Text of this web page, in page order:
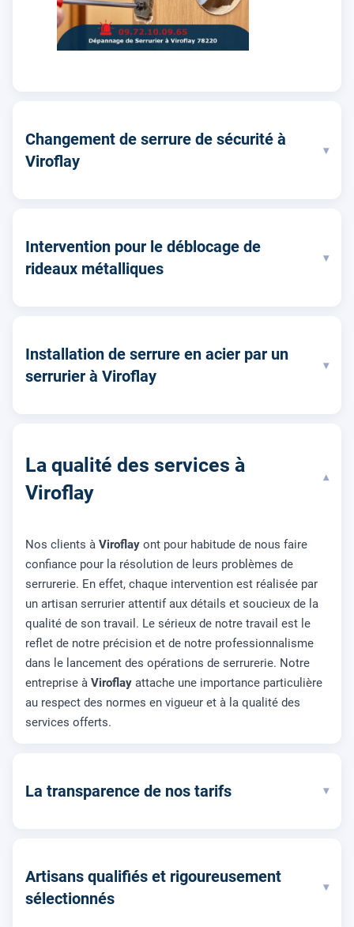
Changement de serrure de sécurité à
Viroflay
▾
Intervention pour le déblocage de
rideaux métalliques
▾
Installation de serrure en acier par un
serrurier à Viroflay
▾
La qualité des services à
Viroflay
▾
Nos clients à Viroflay ont pour habitude de nous faire
confiance pour la résolution de leurs problèmes de
serrurerie. En effet, chaque intervention est réalisée par
un artisan serrurier attentif aux détails et soucieux de la
qualité de son travail. Le sérieux de notre travail est le
reflet de notre précision et de notre professionnalisme
dans le lancement des opérations de serrurerie. Notre
entreprise à Viroflay attache une importance particulière
au respect des normes en vigueur et à la qualité des
services offerts.
La transparence de nos tarifs ▾
Artisans qualifiés et rigoureusement
sélectionnés
▾